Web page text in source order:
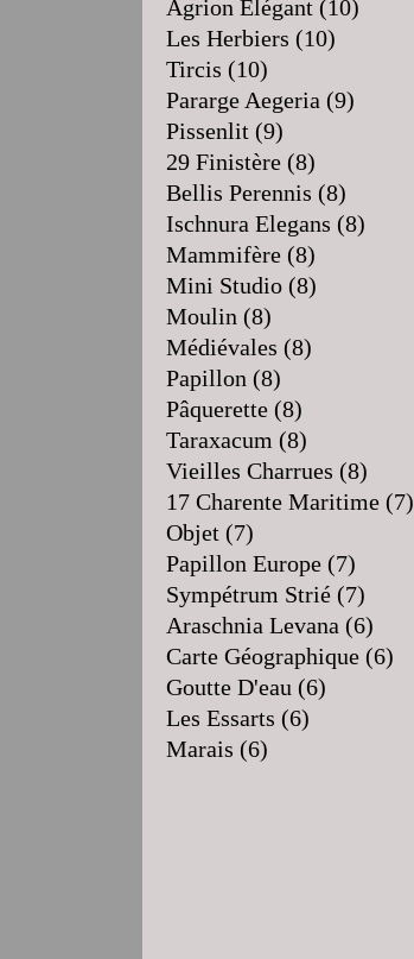
Agrion Élégant (10)
Les Herbiers (10)
Tircis (10)
Pararge Aegeria (9)
Pissenlit (9)
29 Finistère (8)
Bellis Perennis (8)
Ischnura Elegans (8)
Mammifère (8)
Mini Studio (8)
Moulin (8)
Médiévales (8)
Papillon (8)
Pâquerette (8)
Taraxacum (8)
Vieilles Charrues (8)
17 Charente Maritime (7)
Objet (7)
Papillon Europe (7)
Sympétrum Strié (7)
Araschnia Levana (6)
Carte Géographique (6)
Goutte D'eau (6)
Les Essarts (6)
Marais (6)